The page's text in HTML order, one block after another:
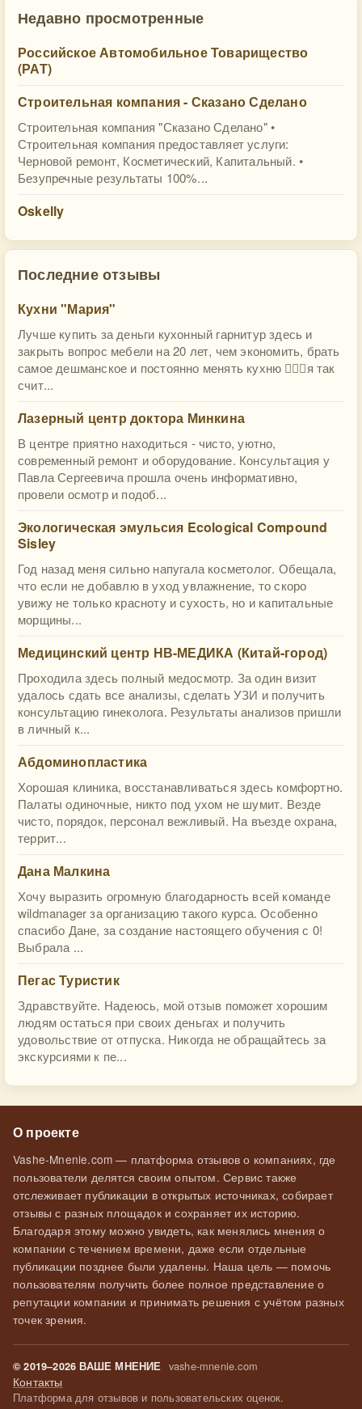
Недавно просмотренные
Российское Автомобильное Товарищество
(РАТ)
Строительная компания - Сказано Сделано
Строительная компания "Сказано Сделано" •
Строительная компания предоставляет услуги:
Черновой ремонт, Косметический, Капитальный. •
Безупречные результаты 100%...
Oskelly
Последние отзывы
Кухни "Мария"
Лучше купить за деньги кухонный гарнитур здесь и
закрыть вопрос мебели на 20 лет, чем экономить, брать
самое дешманское и постоянно менять кухню 🤷🏻‍♀️я так
счит...
Лазерный центр доктора Минкина
В центре приятно находиться - чисто, уютно,
современный ремонт и оборудование. Консультация у
Павла Сергеевича прошла очень информативно,
провели осмотр и подоб...
Экологическая эмульсия Ecological Compound
Sisley
Год назад меня сильно напугала косметолог. Обещала,
что если не добавлю в уход увлажнение, то скоро
увижу не только красноту и сухость, но и капитальные
морщины...
Медицинский центр НВ-МЕДИКА (Китай-город)
Проходила здесь полный медосмотр. За один визит
удалось сдать все анализы, сделать УЗИ и получить
консультацию гинеколога. Результаты анализов пришли
в личный к...
Абдоминопластика
Хорошая клиника, восстанавливаться здесь комфортно.
Палаты одиночные, никто под ухом не шумит. Везде
чисто, порядок, персонал вежливый. На въезде охрана,
террит...
Дана Малкина
Хочу выразить огромную благодарность всей команде
wildmanager за организацию такого курса. Особенно
спасибо Дане, за создание настоящего обучения с 0!
Выбрала ...
Пегас Туристик
Здравствуйте. Надеюсь, мой отзыв поможет хорошим
людям остаться при своих деньгах и получить
удовольствие от отпуска. Никогда не обращайтесь за
экскурсиями к пе...
О проекте
Vashe-Mnenie.com — платформа отзывов о компаниях, где
пользователи делятся своим опытом. Сервис также
отслеживает публикации в открытых источниках, собирает
отзывы с разных площадок и сохраняет их историю.
Благодаря этому можно увидеть, как менялись мнения о
компании с течением времени, даже если отдельные
публикации позднее были удалены. Наша цель — помочь
пользователям получить более полное представление о
репутации компании и принимать решения с учётом разных
точек зрения.
© 2019–2026 ВАШЕ МНЕНИЕ vashe-mnenie.com
Контакты
Платформа для отзывов и пользовательских оценок.